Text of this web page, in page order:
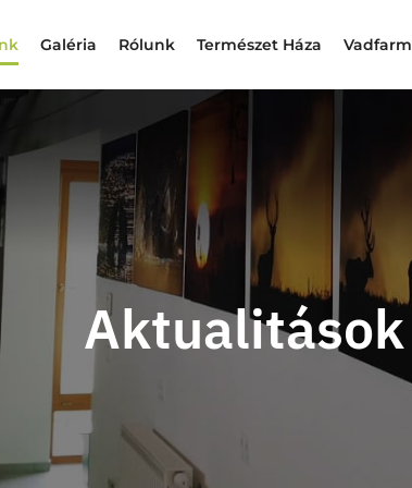
Galéria Rólunk Természet Háza Vadfarm
Aktualitások